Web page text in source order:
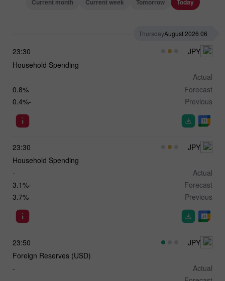
Today
Tomorrow
Current week
Current month
06 August 2026
Thursday
23:30
JPY
Household Spending
Actual
-
Forecast
0.8%
Previous
-0.4%
23:30
JPY
Household Spending
Actual
-
Forecast
-3.1%
Previous
3.7%
23:50
JPY
Foreign Reserves (USD)
Actual
-